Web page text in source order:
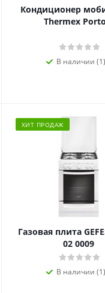
Кондиционер
Thermex
В наличии (1)
ХИТ ПРОДАЖ
Газовая плита
02 0009
В наличии (1)